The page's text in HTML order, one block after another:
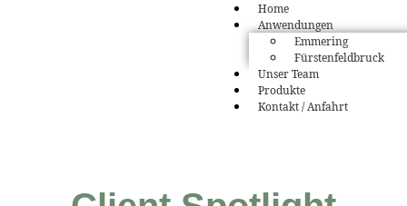
Home
Anwendungen
Emmering
Fürstenfeldbruck
Unser Team
Produkte
Kontakt / Anfahrt